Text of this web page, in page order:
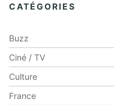
CATÉGORIES
Buzz
Ciné / TV
Culture
France